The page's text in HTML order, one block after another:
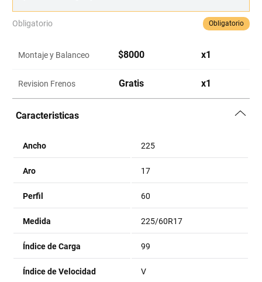
Obligatorio Obligatorio
Montaje y Balanceo $8000 x1
Revision Frenos Gratis x1
Caracteristicas
Ancho 225
Aro 17
Perfil 60
Medida 225/60R17
Índice de Carga 99
Índice de Velocidad V